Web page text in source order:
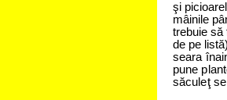
şi
mâinile
trebuie să
de pe
seara îna
pune p an
săculeţse